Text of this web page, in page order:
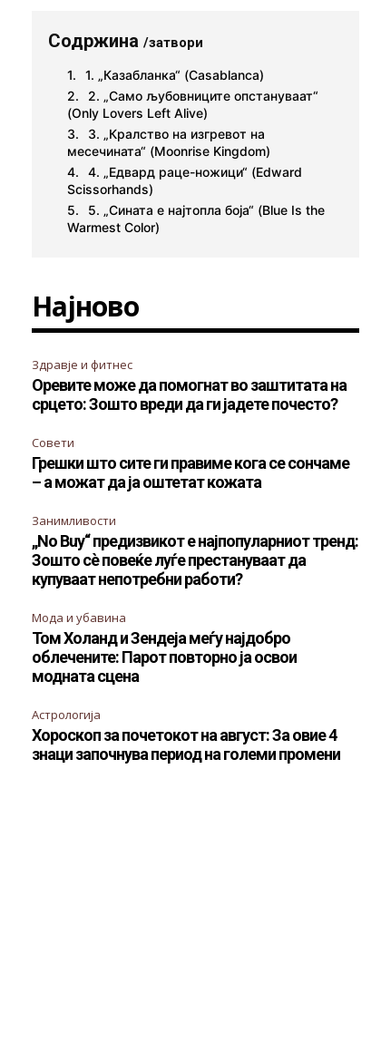
Содржина/затвори
1. „Казабланка“ (Casablanca)
2. „Само љубовниците опстануваат“
(Only Lovers Left Alive)
3. „Кралство на изгревот на
месечината“ (Moonrise Kingdom)
4. „Едвард раце-ножици“ (Edward
Scissorhands)
5. „Сината е најтопла боја“ (Blue Is the
Warmest Color)
Најново
Здравје и фитнес
Оревите може да помогнат во заштитата на
срцето: Зошто вреди да ги јадете почесто?
Совети
Грешки што сите ги правиме кога се сончаме
– а можат да ја оштетат кожата
Занимливости
„No Buy“ предизвикот е најпопуларниот тренд:
Зошто сè повеќе луѓе престануваат да
купуваат непотребни работи?
Мода и убавина
Том Холанд и Зендеја меѓу најдобро
облечените: Парот повторно ја освои
модната сцена
Астрологија
Хороскоп за почетокот на август: За овие 4
знаци започнува период на големи промени